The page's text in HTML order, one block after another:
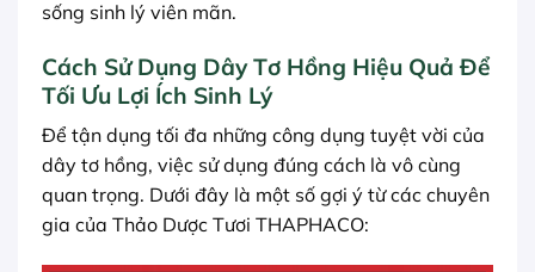
sống sinh lý viên mãn.
Cách Sử Dụng Dây Tơ Hồng Hiệu Quả Để
Tối Ưu Lợi Ích Sinh Lý
Để tận dụng tối đa những công dụng tuyệt vời của
dây tơ hồng, việc sử dụng đúng cách là vô cùng
quan trọng. Dưới đây là một số gợi ý từ các chuyên
gia của Thảo Dược Tươi THAPHACO: